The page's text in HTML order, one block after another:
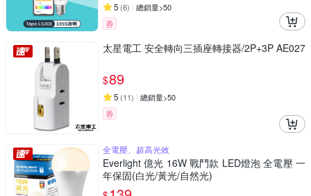
5 (6) 總銷量>50
券
太星電工 安全轉向三插座轉接器/2P+3P AE027
$89
5 (11) 總銷量>50
券
全電壓、超高光效
Everlight 億光 16W 戰鬥款 LED燈泡 全電壓 一
年保固(白光/黃光/自然光)